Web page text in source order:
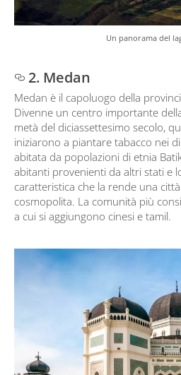
Un panorama del
2. Medan
Medan è il capoluogo della
Divenne un centro importante
metà del diciassettesimo secolo,
iniziarono a piantare tabacco nei
abitata da popolazioni di etnia
abitanti provenienti da altri stati e
caratteristica che la rende una
cosmopolita. La comunità più
a cui si aggiungono cinesi e tamil.